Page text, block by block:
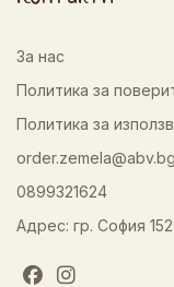
За нас
Политика за
Политика за
order.zemela@abv.bg
0899321624
Адрес: гр. София